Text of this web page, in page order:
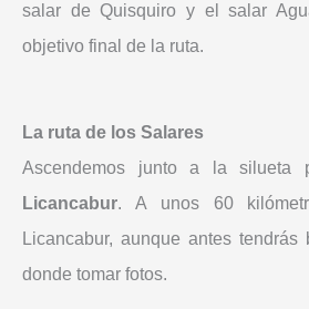
salar de Quisquiro y el salar
objetivo final de la ruta.
La ruta de los Salares
Ascendemos junto a la silueta
Licancabur. A unos 60
Licancabur, aunque antes tendrás
donde tomar fotos.